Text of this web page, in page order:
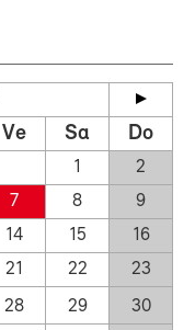
Ve Sa Do
1
2
7 8
9
14 15
16
21 22
23
28 29
30